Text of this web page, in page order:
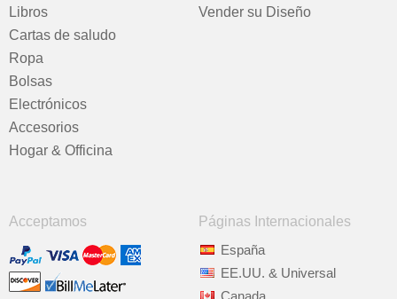
Libros
Cartas de saludo
Ropa
Bolsas
Electrónicos
Accesorios
Hogar & Officina
Vender su Diseño
Acceptamos
Páginas Internacionales
España
EE.UU. & Universal
Canada